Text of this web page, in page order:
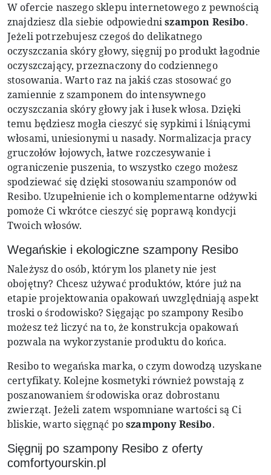
W ofercie naszego sklepu internetowego z pewnością
znajdziesz dla siebie odpowiedniszampon Resibo.
Jeżeli potrzebujesz czegoś do delikatnego
oczyszczania skóry głowy, sięgnij po produkt łagodnie
oczyszczający, przeznaczony do codziennego
stosowania. Warto raz na jakiś czas stosować go
zamiennie z szamponem do intensywnego
oczyszczania skóry głowy jak i łusek włosa. Dzięki
temu będziesz mogła cieszyć się sypkimi i lśniącymi
włosami, uniesionymi u nasady. Normalizacja pracy
gruczołów łojowych, łatwe rozczesywanie i
ograniczenie puszenia, to wszystko czego możesz
spodziewać się dzięki stosowaniu szamponów od
Resibo. Uzupełnienie ich o komplementarne odżywki
pomoże Ci wkrótce cieszyć się poprawą kondycji
Twoich włosów.
Wegańskie i ekologiczne szampony Resibo
Należysz do osób, którym los planety nie jest
obojętny? Chcesz używać produktów, które już na
etapie projektowania opakowań uwzględniają aspekt
troski o środowisko? Sięgając po szampony Resibo
możesz też liczyć na to, że konstrukcja opakowań
pozwala na wykorzystanie produktu do końca.
Resibo to wegańska marka, o czym dowodzą uzyskane
certyfikaty. Kolejne kosmetyki również powstają z
poszanowaniem środowiska oraz dobrostanu
zwierząt. Jeżeli zatem wspomniane wartości są Ci
bliskie, warto sięgnąć poszampony Resibo.
Sięgnij po szampony Resibo z oferty
comfortyourskin.pl